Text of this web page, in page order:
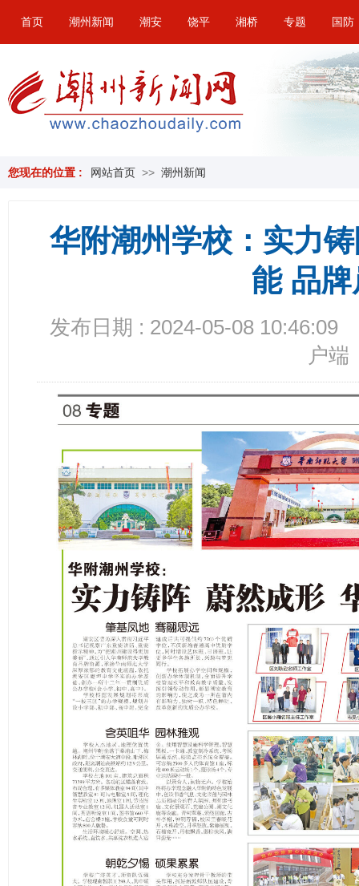
首页 潮州新闻 潮安 饶平 湘桥 专题 国防
您现在的位置 : 网站首页 >> 潮州新闻
华附潮州学校：实力
能 品
发布日期 : 2024-05-08 10:46:09
户端